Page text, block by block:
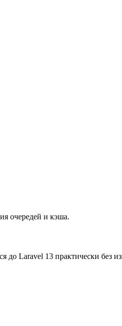
очередей и кэша.
Laravel 13 практически без